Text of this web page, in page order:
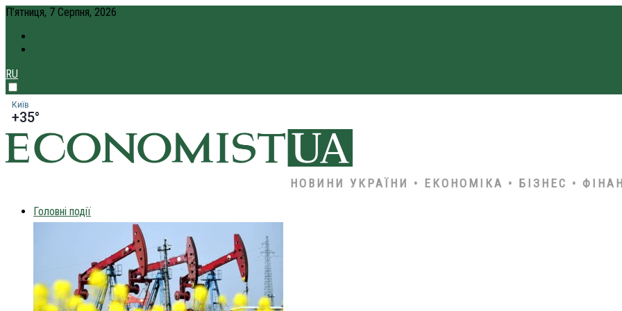
П’ятниця, 7 Серпня, 2026
RU
Київ
+35°
НОВИНИ УКРАЇНИ • ЕКОНОМІКА • БІЗНЕС •
Головні події